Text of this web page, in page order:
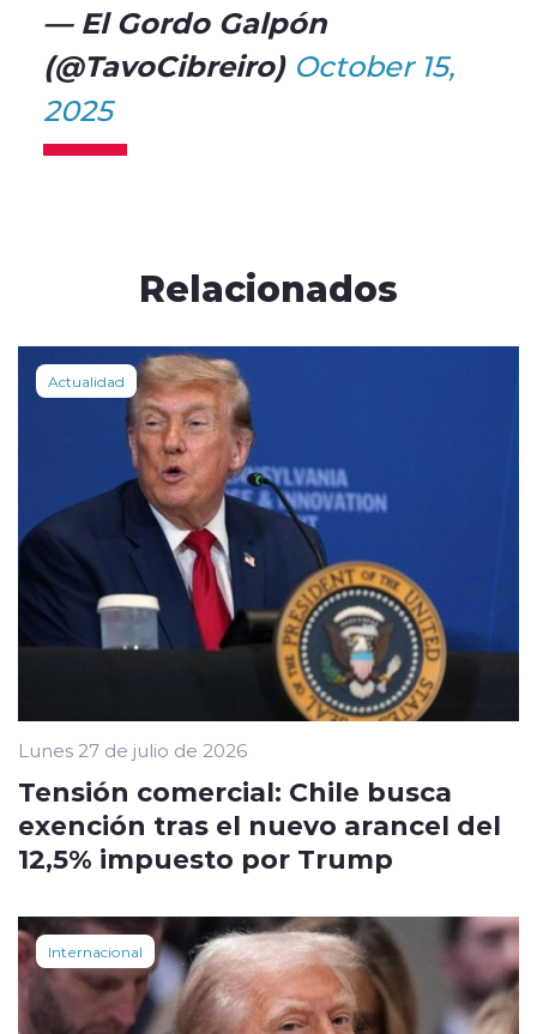
— El Gordo Galpón
(@TavoCibreiro) October 15,
2025
Relacionados
Actualidad
Lunes 27 de julio de 2026
Tensión comercial: Chile busca
exención tras el nuevo arancel del
12,5% impuesto por Trump
Internacional